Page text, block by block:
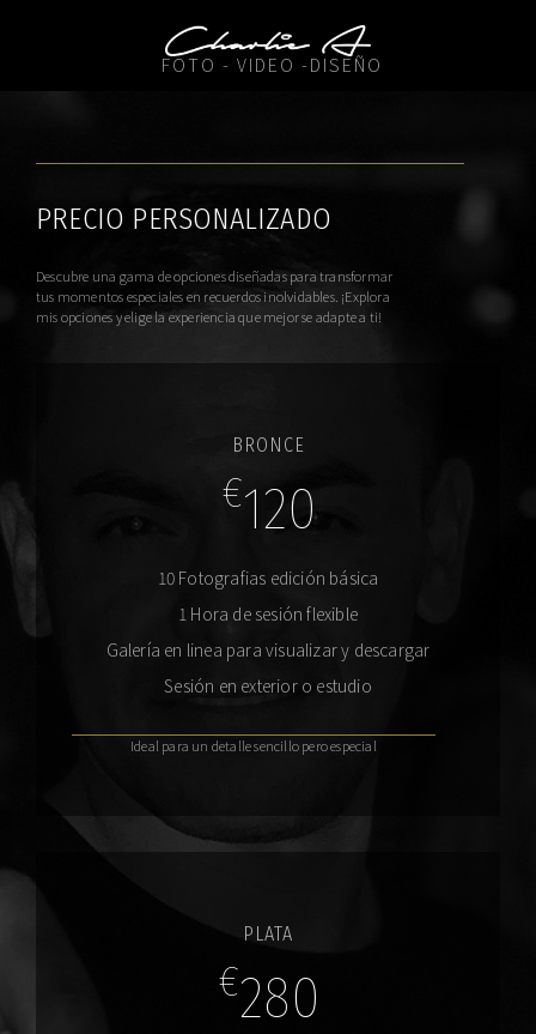
FOTO - VIDEO -DISEÑO
PRECIO PERSONALIZADO
Descubre una gama de opciones diseñadas para transformar
tus momentos especiales en recuerdos inolvidables. ¡Explora
mis opciones y elige la experiencia que mejor se adapte a ti!
BRONCE
€120
10 Fotografias edición básica
1 Hora de sesión flexible
Galería en linea para visualizar y descargar
Sesión en exterior o estudio
Ideal para un detalle sencillo pero especial
PLATA
€280